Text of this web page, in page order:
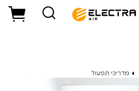
מדריכי תפעול